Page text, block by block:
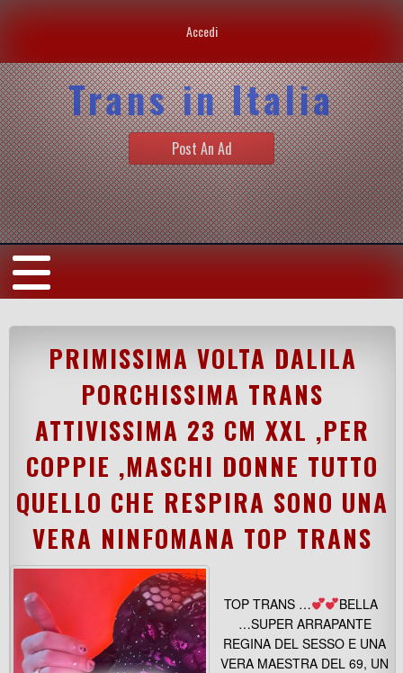
Accedi
Trans in Italia
Post An Ad
PRIMISSIMA VOLTA DALILA
PORCHISSIMA TRANS
ATTIVISSIMA 23 CM XXL ,PER
COPPIE ,MASCHI DONNE TUTTO
QUELLO CHE RESPIRA SONO UNA
VERA NINFOMANA TOP TRANS
TOP TRANS …
BELLA
…SUPER ARRAPANTE
REGINA DEL SESSO E UNA
VERA MAESTRA DEL 69, UN